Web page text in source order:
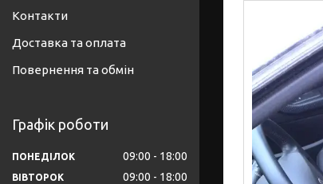
Контакти
Доставка та оплата
Повернення та обмін
Графік роботи
ПОНЕДІЛОК 09:00 18:00
ВІВТОРОК 09:00 18:00